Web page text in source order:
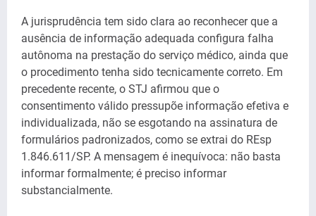
A jurisprudência tem sido clara ao reconhecer que a
ausência de informação adequada configura falha
autônoma na prestação do serviço médico, ainda que
o procedimento tenha sido tecnicamente correto. Em
precedente recente, o STJ afirmou que o
consentimento válido pressupõe informação efetiva e
individualizada, não se esgotando na assinatura de
formulários padronizados, como se extrai do REsp
1.846.611/SP. A mensagem é inequívoca: não basta
informar formalmente; é preciso informar
substancialmente.